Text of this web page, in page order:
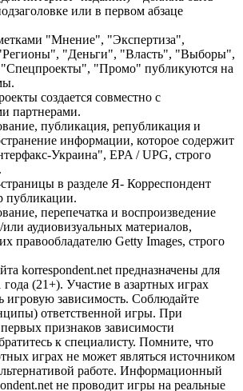
или в первом абзаце
"Мнение", "Экспертиза",
"Деньги", "Власть", "Выборы",
"Спецпроекты", "Промо" публикуются на
создается совместно с
партнерами.
публикация, републикация и
информации, которое содержит
Украина", EPA / UPG, строго
в разделе Я- Корреспондент
публикации.
перепечатка и воспроизведение
аудиовизуальных материалов,
правообладателю Getty Images, строго
korrespondent.net предназначены для
(21+). Участие в азартных играх
игровую зависимость. Соблюдайте
ответственной игры. При
признаков зависимости
к специалисту. Помните, что
играх не может являться источником
работе. Информационный
не проводит игры на реальные